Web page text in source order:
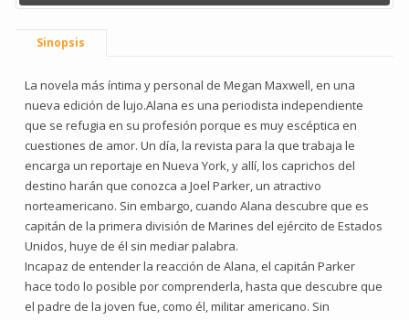
Sinopsis
La novela más íntima y personal de Megan Maxwell, en una
nueva edición de lujo.Alana es una periodista independiente
que se refugia en su profesión porque es muy escéptica en
cuestiones de amor. Un día, la revista para la que trabaja le
encarga un reportaje en Nueva York, y allí, los caprichos del
destino harán que conozca a Joel Parker, un atractivo
norteamericano. Sin embargo, cuando Alana descubre que es
capitán de la primera división de Marines del ejército de Estados
Unidos, huye de él sin mediar palabra.
Incapaz de entender la reacción de Alana, el capitán Parker
hace todo lo posible por comprenderla, hasta que descubre que
el padre de la joven fue, como él, militar americano. Sin